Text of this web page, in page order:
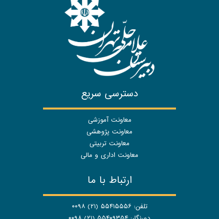
دسترسی سریع
معاونت آموزشی
معاونت پژوهشی
معاونت تربیتی
معاونت اداری و مالی
ارتباط با ما
تلفن: ۵۵۴۱۵۵۵۶ (۲۱) ۰۰۹۸